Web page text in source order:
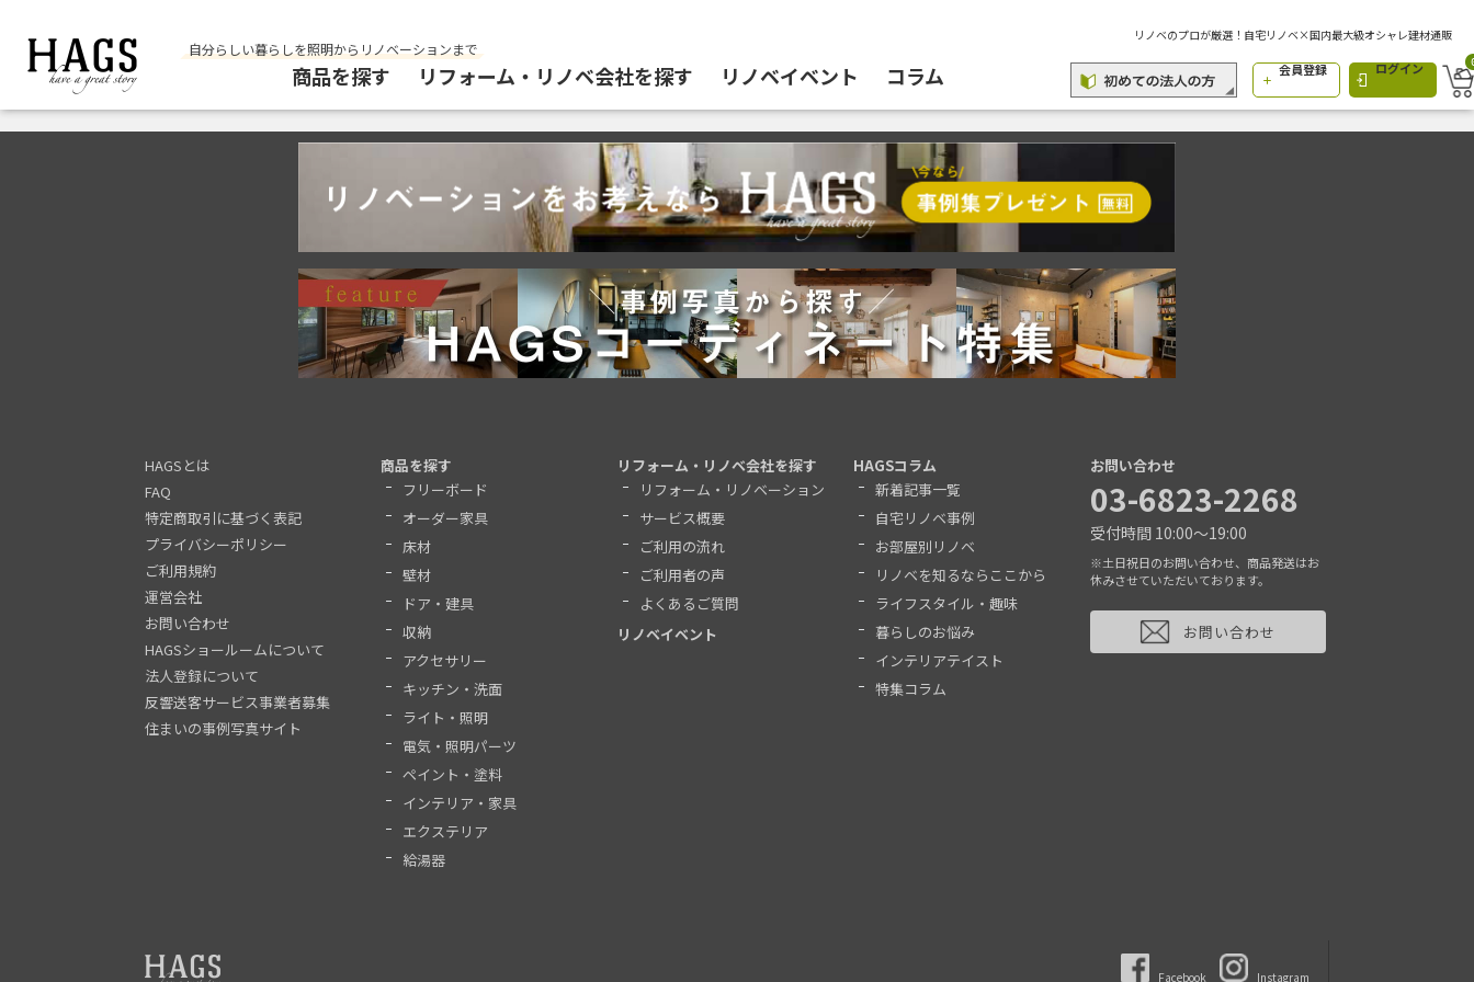
自分らしい暮らしを照明からリノベーションまで
商品を探す リフォーム・リノベ会社を探す リノベイベント コラム
リノベのプロが厳選！自宅リノベ×国内最大級オシャレ建材通販
会員登録 ログイン
HAGSとは
FAQ
特定商取引に基づく表記
プライバシーポリシー
ご利用規約
運営会社
お問い合わせ
HAGSショールームについて
法人登録について
反響送客サービス事業者募集
住まいの事例写真サイト
商品を探す
フリーボード
オーダー家具
床材
壁材
ドア・建具
収納
アクセサリー
キッチン・洗面
ライト・照明
電気・照明パーツ
ペイント・塗料
インテリア・家具
エクステリア
給湯器
リフォーム・リノベ会社を探す
リフォーム・リノベーション
サービス概要
ご利用の流れ
ご利用者の声
よくあるご質問
リノベイベント
HAGSコラム
新着記事一覧
自宅リノベ事例
お部屋別リノベ
リノベを知るならここから
ライフスタイル・趣味
暮らしのお悩み
インテリアテイスト
特集コラム
お問い合わせ
03-6823-2268
受付時間 10:00～19:00
※土日祝日のお問い合わせ、商品発送はお
休みさせていただいております。
お問い合わせ
Facebook Instagram